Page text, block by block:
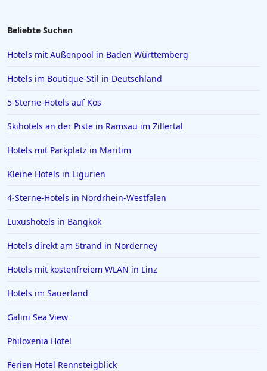
Hotels in Regensburg
Hotels in Bad Zwischenahn
Hotels in Obertauern
Hotels in Suhl
Hotels in Papenburg
Hotels in der Eifel
Hotels in Filderstadt
Hotels in Lingen (Ems)
Hotels in Boblingen
Beliebte Suchen
Hotels mit Außenpool in Baden Württemberg
Hotels im Boutique-Stil in Deutschland
5-Sterne-Hotels auf Kos
Skihotels an der Piste in Ramsau im Zillertal
Hotels mit Parkplatz in Maritim
Kleine Hotels in Ligurien
4-Sterne-Hotels in Nordrhein-Westfalen
Luxushotels in Bangkok
Hotels direkt am Strand in Norderney
Hotels mit kostenfreiem WLAN in Linz
Hotels im Sauerland
Galini Sea View
Philoxenia Hotel
Ferien Hotel Rennsteigblick